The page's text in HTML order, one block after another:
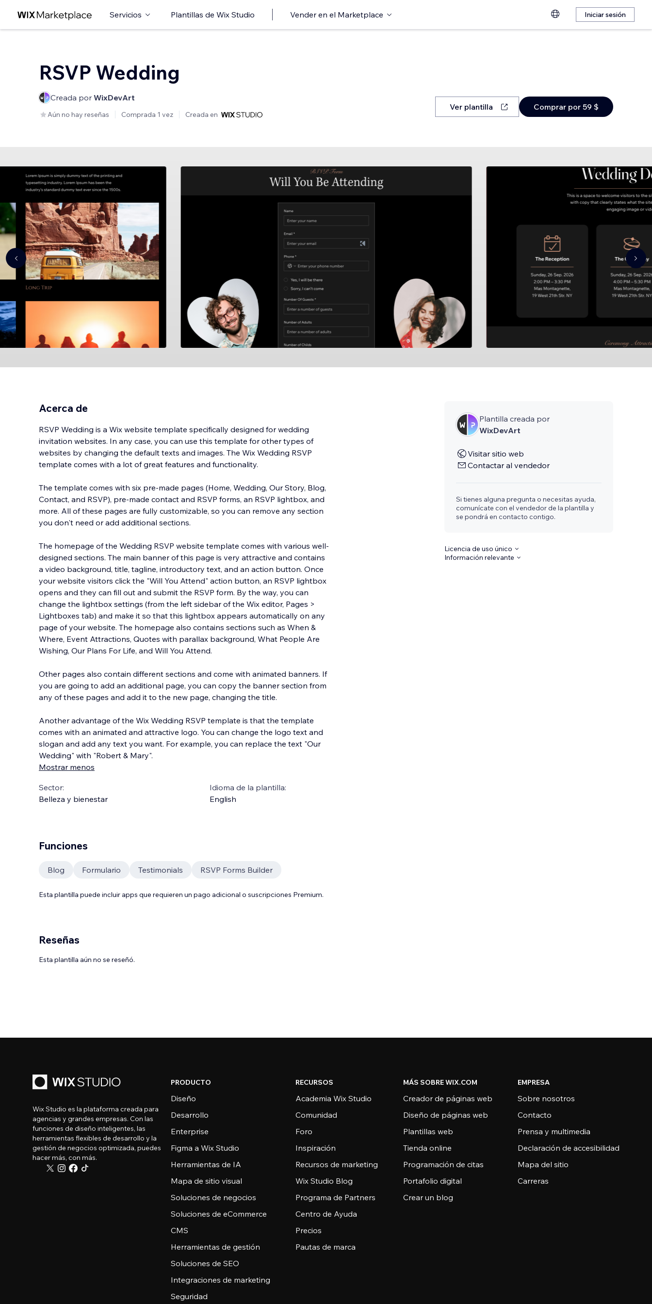
Servicios Plantillas de Wix Studio Vender en el Marketplace Iniciar sesión
RSVP Wedding
Creada por WixDevArt
Aún no hay reseñas Comprada 1 vez Creada en
Ver plantilla Comprar por 59 $
Acerca de
RSVP Wedding is a Wix website template specifically designed for wedding
invitation websites. In any case, you can use this template for other types of
websites by changing the default texts and images. The Wix Wedding RSVP
template comes with a lot of great features and functionality.
The template comes with six pre-made pages (Home, Wedding, Our Story, Blog,
Contact, and RSVP), pre-made contact and RSVP forms, an RSVP lightbox, and
more. All of these pages are fully customizable, so you can remove any section
you don't need or add additional sections.
The homepage of the Wedding RSVP website template comes with various well-
designed sections. The main banner of this page is very attractive and contains
a video background, title, tagline, introductory text, and an action button. Once
your website visitors click the "Will You Attend" action button, an RSVP lightbox
opens and they can fill out and submit the RSVP form. By the way, you can
change the lightbox settings (from the left sidebar of the Wix editor, Pages >
Lightboxes tab) and make it so that this lightbox appears automatically on any
page of your website. The homepage also contains sections such as When &
Where, Event Attractions, Quotes with parallax background, What People Are
Wishing, Our Plans For Life, and Will You Attend.
Other pages also contain different sections and come with animated banners. If
you are going to add an additional page, you can copy the banner section from
any of these pages and add it to the new page, changing the title.
Another advantage of the Wix Wedding RSVP template is that the template
comes with an animated and attractive logo. You can change the logo text and
slogan and add any text you want. For example, you can replace the text "Our
Wedding" with "Robert & Mary".
Mostrar menos
Sector:
Belleza y bienestar
Idioma de la plantilla:
English
Plantilla creada por
WixDevArt
Visitar sitio web
Contactar al vendedor
Si tienes alguna pregunta o necesitas ayuda,
comunícate con el vendedor de la plantilla y
se pondrá en contacto contigo.
Licencia de uso único
Información relevante
Funciones
Blog Formulario Testimonials RSVP Forms Builder
Esta plantilla puede incluir apps que requieren un pago adicional o suscripciones Premium.
Reseñas
Esta plantilla aún no se reseñó.
Wix Studio es la plataforma creada para
agencias y grandes empresas. Con las
funciones de diseño inteligentes, las
herramientas flexibles de desarrollo y la
gestión de negocios optimizada, puedes
hacer más, con más.
PRODUCTO
Diseño
Desarrollo
Enterprise
Figma a Wix Studio
Herramientas de IA
Mapa de sitio visual
Soluciones de negocios
Soluciones de eCommerce
CMS
Herramientas de gestión
Soluciones de SEO
Integraciones de marketing
Seguridad
RECURSOS
Academia Wix Studio
Comunidad
Foro
Inspiración
Recursos de marketing
Wix Studio Blog
Programa de Partners
Centro de Ayuda
Precios
Pautas de marca
MÁS SOBRE WIX.COM
Creador de páginas web
Diseño de páginas web
Plantillas web
Tienda online
Programación de citas
Portafolio digital
Crear un blog
EMPRESA
Sobre nosotros
Contacto
Prensa y multimedia
Declaración de accesibilidad
Mapa del sitio
Carreras